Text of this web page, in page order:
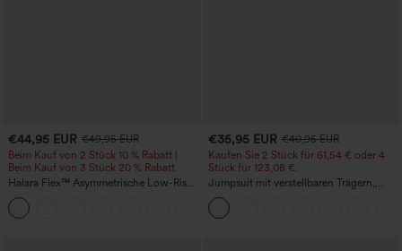
€44,95 EUR €49,95 EUR
Beim Kauf von 2 Stück 10 % Rabatt |
Beim Kauf von 3 Stück 20 % Rabatt
Halara Flex™ Asymmetrische Low-Rise-
Jeans mit Reißverschlusstaschen,
Baggy-Stil, weitem Bein, gewaschen,
lässig
€35,95 EUR €40,95 EUR
Kaufen Sie 2 Stück für 61,54 € oder 4
Stück für 123,08 €.
Jumpsuit mit verstellbaren Trägern,
gerafftem Detail, weitem Bein und
meliertem Stoff, lässig, mit Taschen -
Easy Peezy